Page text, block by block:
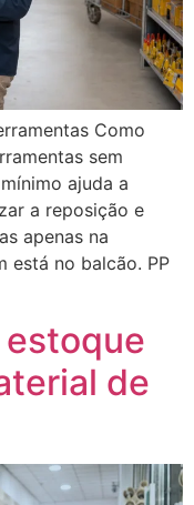
Como
sem
ajuda a
a reposição e
apenas na
está no balcão. PP
de